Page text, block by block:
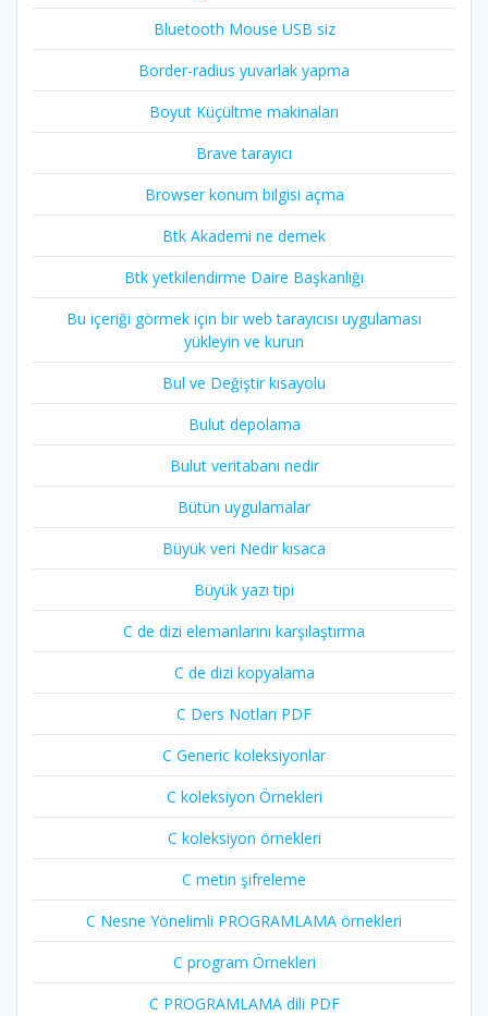
Bluetooth Mouse USB siz
Border-radius yuvarlak yapma
Boyut Küçültme makinaları
Brave tarayıcı
Browser konum bilgisi açma
Btk Akademi ne demek
Btk yetkilendirme Daire Başkanlığı
Bu içeriği görmek için bir web tarayıcısı uygulaması
yükleyin ve kurun
Bul ve Değiştir kısayolu
Bulut depolama
Bulut veritabanı nedir
Bütün uygulamalar
Büyük veri Nedir kısaca
Büyük yazı tipi
C de dizi elemanlarını karşılaştırma
C de dizi kopyalama
C Ders Notları PDF
C Generic koleksiyonlar
C koleksiyon Örnekleri
C koleksiyon örnekleri
C metin şifreleme
C Nesne Yönelimli PROGRAMLAMA örnekleri
C program Örnekleri
C PROGRAMLAMA dili PDF